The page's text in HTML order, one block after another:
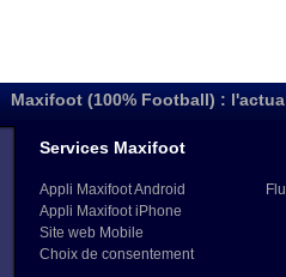
Maxifoot (100% Football) :
Services Maxifoot
Appli Maxifoot Android
Appli Maxifoot iPhone
Site web Mobile
Choix de consentement